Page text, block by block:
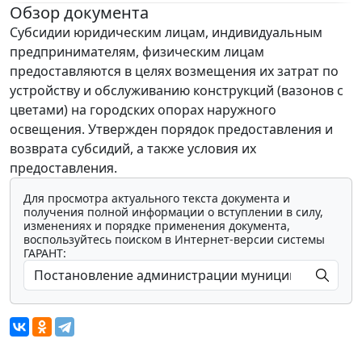
Обзор документа
Субсидии юридическим лицам, индивидуальным
предпринимателям, физическим лицам
предоставляются в целях возмещения их затрат по
устройству и обслуживанию конструкций (вазонов с
цветами) на городских опорах наружного
освещения. Утвержден порядок предоставления и
возврата субсидий, а также условия их
предоставления.
Для просмотра актуального текста документа и
получения полной информации о вступлении в силу,
изменениях и порядке применения документа,
воспользуйтесь поиском в Интернет-версии системы
ГАРАНТ: